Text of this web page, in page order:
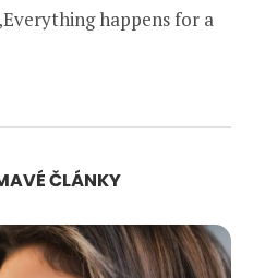
happens for a
ČLÁNKY